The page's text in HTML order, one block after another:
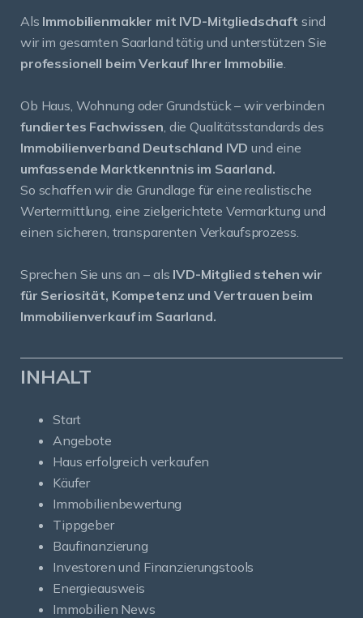
Als Immobilienmakler mit IVD-Mitgliedschaft sind
wir im gesamten Saarland tätig und unterstützen Sie
professionell beim Verkauf Ihrer Immobilie
Ob Haus, Wohnung oder Grundstück – wir verbinden
fundiertes Fachwissen , die Qualitätsstandards des
Immobilienverband Deutschland IVD und eine
umfassende Marktkenntnis im Saarland.
So schaffen wir die Grundlage für eine realistische
Wertermittlung, eine zielgerichtete Vermarktung und
einen sicheren, transparenten Verkaufsprozess.
Sprechen Sie uns an – als IVD-Mitglied stehen wir
für Seriosität, Kompetenz und Vertrauen beim
Immobilienverkauf im Saarland.
INHALT
Start
Angebote
Haus erfolgreich verkaufen
Käufer
Immobilienbewertung
Tippgeber
Baufinanzierung
Investoren und Finanzierungstools
Energieausweis
Immobilien News